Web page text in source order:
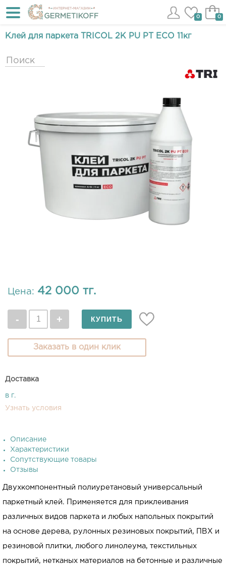
0 0
Клей для паркета TRICOL 2K PU PT ECO 11кг
Цена: 42 000 тг.
Заказать в один клик
Доставка
в г.
Узнать условия
Описание
Характеристики
Сопутствующие товары
Отзывы
Двухкомпонентный полиуретановый универсальный
паркетный клей. Применяется для приклеивания
различных видов паркета и любых напольных покрытий
на основе дерева, рулонных резиновых покрытий, ПВХ и
резиновой плитки, любого линолеума, текстильных
покрытий, нетканых материалов на бетонные и различные